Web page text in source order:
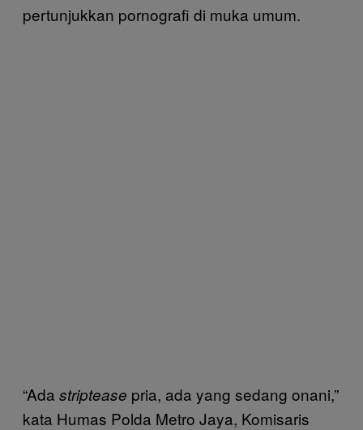
pertunjukkan pornografi di muka umum.
“Ada striptease pria, ada yang sedang onani,”
kata Humas Polda Metro Jaya, Komisaris